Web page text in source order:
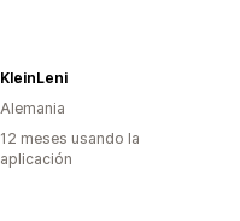
KleinLeni
Alemania
12 meses usando la
aplicación